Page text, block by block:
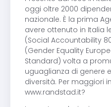
oggi oltre 2000
nazionale. È la prima
avere ottenuto in Italia
(Social Accountability
(Gender Equality
Standard) volta a
uguaglianza di genere
diversità. Per maggiori
www.randstad.it?